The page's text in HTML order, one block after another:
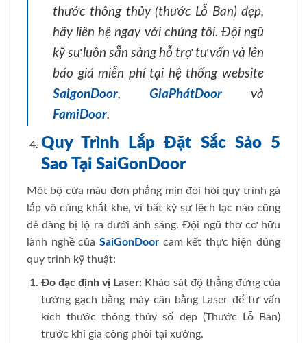
thước thông thủy (thước Lỗ Ban) đẹp,
hãy liên hệ ngay với chúng tôi. Đội ngũ
kỹ sư luôn sẵn sàng hỗ trợ tư vấn và lên
báo giá miễn phí tại hệ thống website
SaigonDoor, GiaPhátDoor và
FamiDoor.
Quy Trình Lắp Đặt Sắc Sảo 5
Sao Tại SaiGonDoor
Một bộ cửa màu đơn phẳng mịn đòi hỏi quy trình gá
lắp vô cùng khắt khe, vì bất kỳ sự lệch lạc nào cũng
dễ dàng bị lộ ra dưới ánh sáng. Đội ngũ thợ cơ hữu
lành nghề của SaiGonDoor cam kết thực hiện đúng
quy trình kỹ thuật:
Đo đạc định vị Laser: Khảo sát độ thẳng đứng của
tường gạch bằng máy cân bằng Laser để tư vấn
kích thước thông thủy số đẹp (Thước Lỗ Ban)
trước khi gia công phôi tại xưởng.